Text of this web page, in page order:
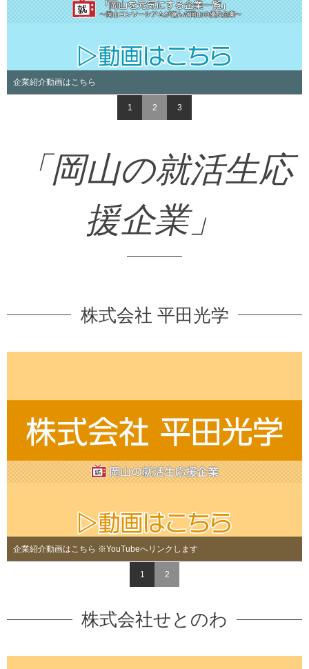
企業紹介動画はこちら
1 2 3
「岡山の就活生応
援企業」
株式会社 平田光学
企業紹介動画はこちら ※YouTubeへリンクします
1 2
株式会社せとのわ